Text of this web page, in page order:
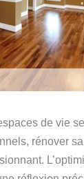
de vie
rénover